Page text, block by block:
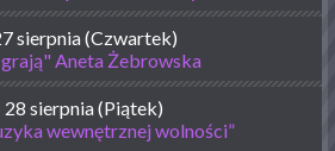
sierpnia (Czwartek)
Aneta Żebrowska
28 sierpnia (Piątek)
wewnętrznej wolności”